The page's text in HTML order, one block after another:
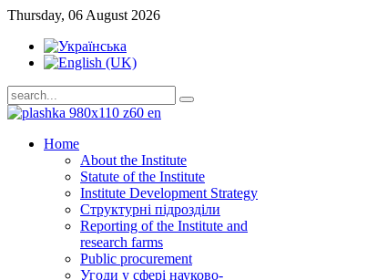
Thursday, 06 August 2026
Home
About the Institute
Statute of the Institute
Institute Development Strategy
Структурні підрозділи
Reporting of the Institute and
research farms
Public procurement
Угоди у сфері науково-